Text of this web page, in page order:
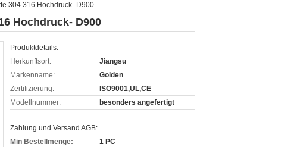
304 316 Hochdruck- D900
Hochdruck- D900
Produktdetails:
Herkunftsort:
Jiangsu
Markenname:
Golden
Zertifizierung:
ISO9001,UL,CE
Modellnummer:
besonders angefertigt
Zahlung und Versand AGB:
Min Bestellmenge:
1 PC